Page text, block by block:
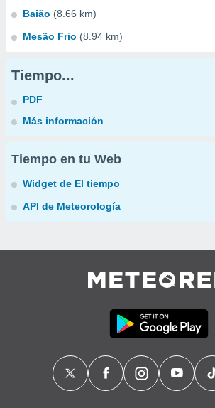
Baião (8.66 km)
Mesão Frio (8.94 km)
Tiempo...
PDF
Más información
Tiempo en tu Web
Widget de El tiempo
API de Meteorología